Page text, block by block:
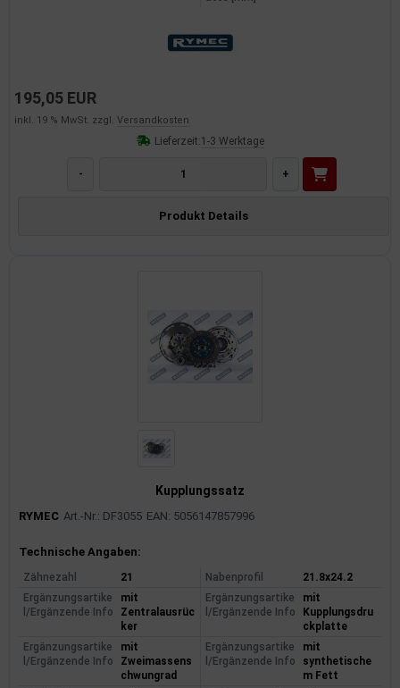
195,05 EUR
inkl. 19 % MwSt. zzgl. Versandkosten
Lieferzeit:1-3 Werktage
- +
Produkt Details
Kupplungssatz
RYMEC Art.-Nr.: DF3055 EAN: 5056147857996
Produktinformationen
Technische Angaben:
Zähnezahl 21 Nabenprofil
21.8x24.2
Ergänzungsartike
l/Ergänzende Info
mit
Zentralausrüc
ker
Ergänzungsartike
l/Ergänzende Info
mit
Kupplungsdru
ckplatte
Ergänzungsartike
l/Ergänzende Info
mit
Zweimassens
chwungrad
Ergänzungsartike
l/Ergänzende Info
mit
synthetische
m Fett